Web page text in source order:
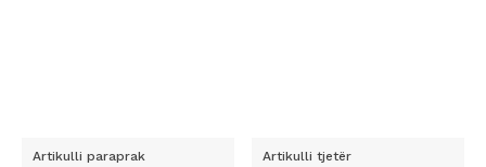
Artikulli paraprak Artikulli tjetër